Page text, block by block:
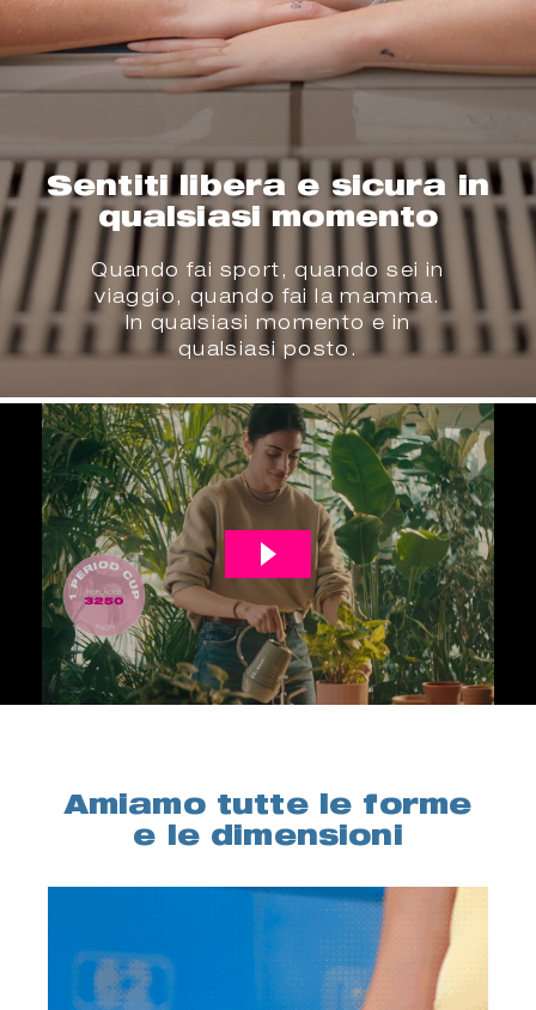
Sentiti libera e sicura in
qualsiasi momento
Quando fai sport, quando sei in
viaggio, quando fai la mamma.
In qualsiasi momento e in
qualsiasi posto.
Amiamo tutte le forme
e le dimensioni